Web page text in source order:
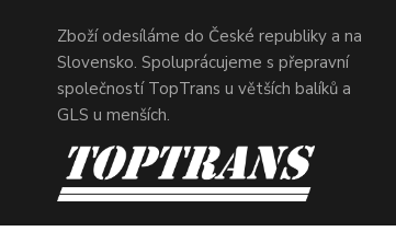
Zboží odesíláme do České republiky a na
Slovensko. Spoluprácujeme s přepravní
společností TopTrans u větších balíků a
GLS u menších.